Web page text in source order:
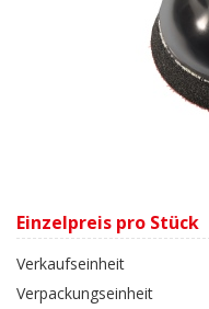
Einzelpreis pro Stück
Verkaufseinheit
Verpackungseinheit